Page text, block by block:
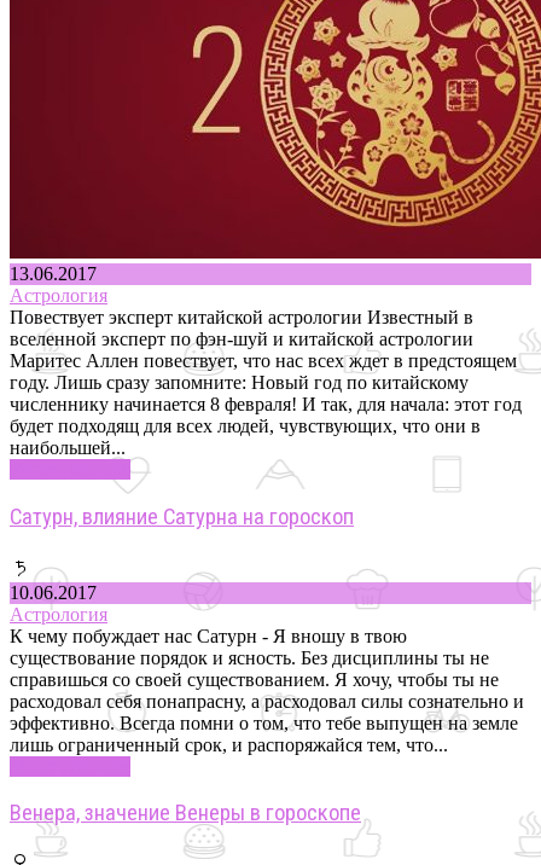
13.06.2017
Астрология
Повествует эксперт китайской астрологии Известный в
вселенной эксперт по фэн-шуй и китайской астрологии
Маритеc Аллен повествует, что нас всех ждет в предстоящем
году. Лишь сразу запомните: Новый год по китайскому
численнику начинается 8 февраля! И так, для начала: этот год
будет подходящ для всех людей, чувствующих, что они в
наибольшей...
Сатурн, влияние Сатурна на гороскоп
10.06.2017
Астрология
К чему побуждает нас Сатурн - Я вношу в твою
существование порядок и ясность. Без дисциплины ты не
справишься со своей существованием. Я хочу, чтобы ты не
расходовал себя понапрасну, а расходовал силы сознательно и
эффективно. Всегда помни о том, что тебе выпущен на земле
лишь ограниченный срок, и распоряжайся тем, что...
Венера, значение Венеры в гороскопе